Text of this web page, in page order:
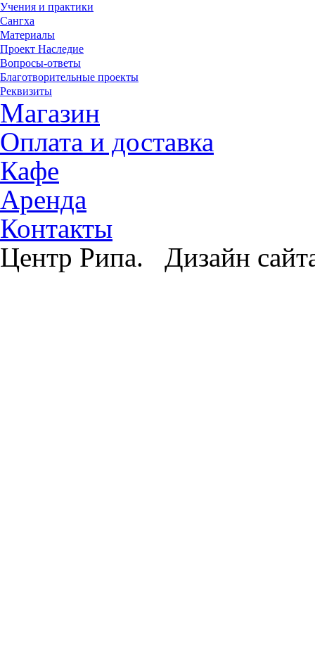
Учения и практики
Сангха
Материалы
Проект Наследие
Вопросы-ответы
Благотворительные проекты
Реквизиты
Магазин
Оплата и доставка
Кафе
Аренда
Контакты
Центр Рипа. Дизайн